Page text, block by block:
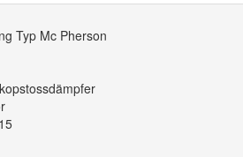
Typ Mc Pherson